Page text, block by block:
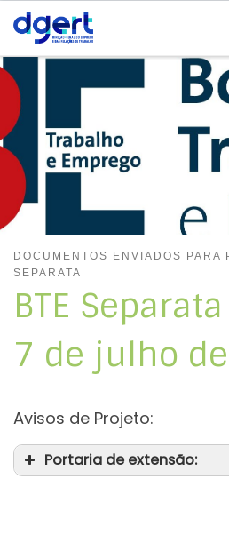
Skip to content
DOCUMENTOS ENVIADOS PARA
SEPARATA
BTE
7 de julho
Avisos de Projeto:
Portaria de extensão: